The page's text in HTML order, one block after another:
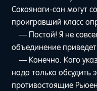
Сакаянаги-сан могут
проигравший класс
— Постой! Я не
объединение
— Конечно. Кого
надо только обсудить
противостоящие